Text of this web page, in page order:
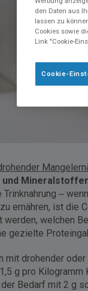
und
–
ernähren, ist
welchen
gezielte
mit drohender
g pro Kilogramm
Bedarf mit 2 g
den Daten aus
lassen zu
Cookies sowie
Link "Cookie-
Cookie-